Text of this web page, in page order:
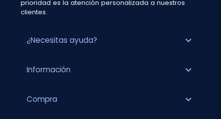
prioridad es la atención personalizada a nuestros
clientes.
¿Necesitas ayuda? expand_more
Información expand_more
Compra expand_more